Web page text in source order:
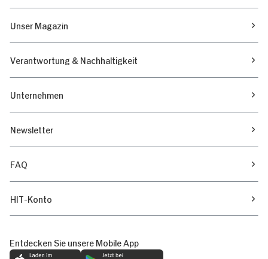
Unser Magazin
Verantwortung & Nachhaltigkeit
Unternehmen
Newsletter
FAQ
HIT-Konto
Entdecken Sie unsere Mobile App